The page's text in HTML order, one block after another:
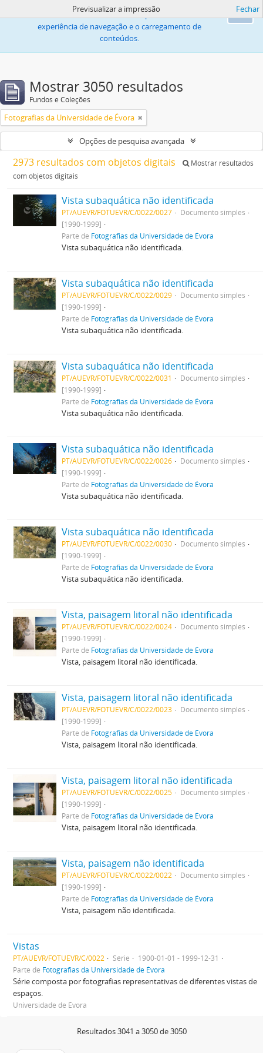
Ok
Este sítio web utiliza «cookies» para melhorar a
experiência de navegação e o carregamento de
conteúdos.
Previsualizar a impressão Fechar
Mostrar 3050 resultados
Fundos e Coleções
Fotografias da Universidade de Évora
Opções de pesquisa avançada
2973 resultados com objetos digitais
Mostrar resultados
com objetos digitais
Vista subaquática não identificada
PT/AUEVR/FOTUEVR/C/0022/0027
Documento simples
[1990-1999]
Parte de Fotografias da Universidade de Évora
Vista subaquática não identificada.
Vista subaquática não identificada
PT/AUEVR/FOTUEVR/C/0022/0029
Documento simples
[1990-1999]
Parte de Fotografias da Universidade de Évora
Vista subaquática não identificada.
Vista subaquática não identificada
PT/AUEVR/FOTUEVR/C/0022/0031
Documento simples
[1990-1999]
Parte de Fotografias da Universidade de Évora
Vista subaquática não identificada.
Vista subaquática não identificada
PT/AUEVR/FOTUEVR/C/0022/0026
Documento simples
[1990-1999]
Parte de Fotografias da Universidade de Évora
Vista subaquática não identificada.
Vista subaquática não identificada
PT/AUEVR/FOTUEVR/C/0022/0030
Documento simples
[1990-1999]
Parte de Fotografias da Universidade de Évora
Vista subaquática não identificada.
Vista, paisagem litoral não identificada
PT/AUEVR/FOTUEVR/C/0022/0024
Documento simples
[1990-1999]
Parte de Fotografias da Universidade de Évora
Vista, paisagem litoral não identificada.
Vista, paisagem litoral não identificada
PT/AUEVR/FOTUEVR/C/0022/0023
Documento simples
[1990-1999]
Parte de Fotografias da Universidade de Évora
Vista, paisagem litoral não identificada.
Vista, paisagem litoral não identificada
PT/AUEVR/FOTUEVR/C/0022/0025
Documento simples
[1990-1999]
Parte de Fotografias da Universidade de Évora
Vista, paisagem litoral não identificada.
Vista, paisagem não identificada
PT/AUEVR/FOTUEVR/C/0022/0022
Documento simples
[1990-1999]
Parte de Fotografias da Universidade de Évora
Vista, paisagem não identificada.
Vistas
PT/AUEVR/FOTUEVR/C/0022 Série
1900-01-01 - 1999-12-31
Parte de Fotografias da Universidade de Évora
Série composta por fotografias representativas de diferentes vistas de
espaços.
Universidade de Évora
Resultados 3041 a 3050 de 3050